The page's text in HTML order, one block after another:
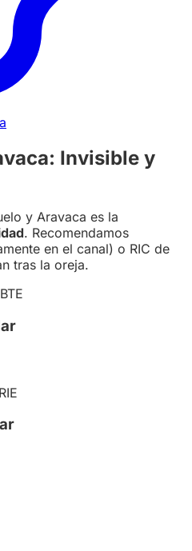
Invisible y
y Aravaca es la
. Recomendamos
en el canal) o RIC de
tras la oreja.